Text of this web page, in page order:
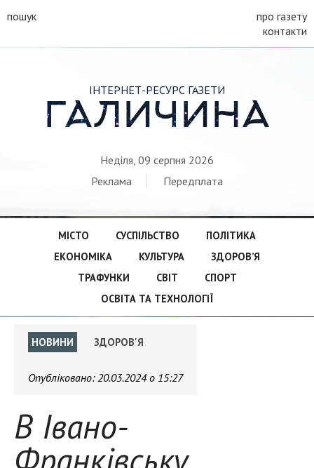
пошук
про газету
контакти
ІНТЕРНЕТ-РЕСУРС ГАЗЕТИ
ГАЛИЧИНА
Неділя, 09 серпня 2026
Реклама
Передплата
МІСТО СУСПІЛЬСТВО
ПОЛІТИКА
ЕКОНОМІКА
КУЛЬТУРА
ЗДОРОВ’Я
ТРАФУНКИ
СВІТ
СПОРТ
ОСВІТА ТА ТЕХНОЛОГІЇ
НОВИНИ ЗДОРОВ'Я
Опубліковано:20.03.2024 о 15:27
В Івано-